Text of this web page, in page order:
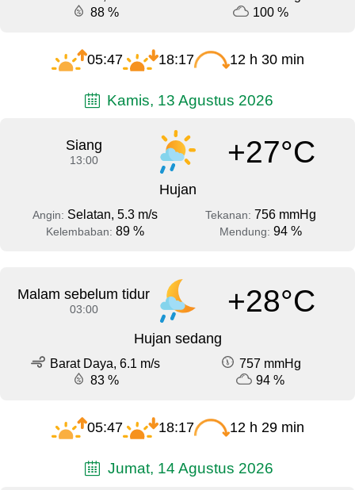
88 %
100 %
05:47 18:17 12 h 30 min
Kamis, 13 Agustus 2026
Siang
13:00 +27°C
Hujan
Angin: Selatan, 5.3 m/s Tekanan: 756 mmHg
Kelembaban: 89 % Mendung: 94 %
Malam sebelum tidur
03:00 +28°C
Hujan sedang
Barat Daya, 6.1 m/s
757 mmHg
83 %
94 %
05:47 18:17 12 h 29 min
Jumat, 14 Agustus 2026